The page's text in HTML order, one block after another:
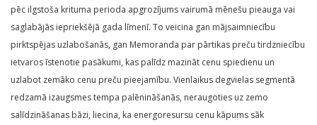
pēc ilgstoša krituma perioda apgrozījums vairumā mēnešu pieauga vai
saglabājās iepriekšējā gada līmenī. To veicina gan mājsaimniecību
pirktspējas uzlabošanās, gan Memoranda par pārtikas preču tirdzniecību
ietvaros īstenotie pasākumi, kas palīdz mazināt cenu spiedienu un
uzlabot zemāko cenu preču pieejamību. Vienlaikus degvielas segmentā
redzamā izaugsmes tempa palēnināšanās, neraugoties uz zemo
salīdzināšanas bāzi, liecina, ka energoresursu cenu kāpums sāk